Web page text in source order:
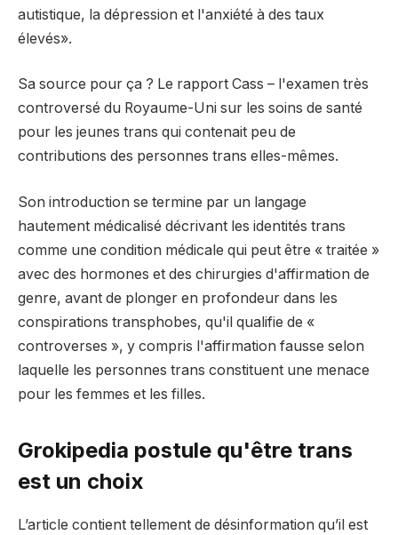
autistique, la dépression et l'anxiété à des taux
élevés».
Sa source pour ça ? Le rapport Cass – l'examen très
controversé du Royaume-Uni sur les soins de santé
pour les jeunes trans qui contenait peu de
contributions des personnes trans elles-mêmes.
Son introduction se termine par un langage
hautement médicalisé décrivant les identités trans
comme une condition médicale qui peut être « traitée »
avec des hormones et des chirurgies d'affirmation de
genre, avant de plonger en profondeur dans les
conspirations transphobes, qu'il qualifie de «
controverses », y compris l'affirmation fausse selon
laquelle les personnes trans constituent une menace
pour les femmes et les filles.
Grokipedia postule qu'être trans
est un choix
L’article contient tellement de désinformation qu’il est